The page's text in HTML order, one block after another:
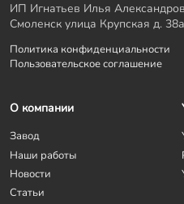
ИП Игнатьев Илья
Смоленск улица Крупская д.
Политика конфиденциальности
Пользовательское соглашение
О компании
Завод
Наши работы
Новости
Статьи